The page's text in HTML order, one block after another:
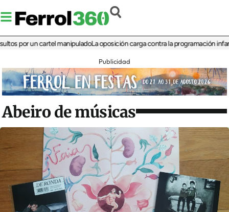
un cartel manipuladoLa oposición carga contra la programación infantil de
Publicidad
Abeiro de músicas